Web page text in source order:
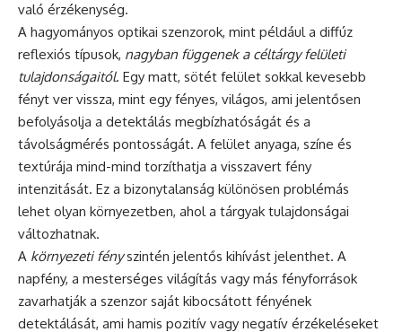
való érzékenység.
A hagyományos optikai szenzorok, mint például a diffúz
reflexiós típusok, nagyban függenek a céltárgy felületi
tulajdonságaitól. Egy matt, sötét felület sokkal kevesebb
fényt ver vissza, mint egy fényes, világos, ami jelentősen
befolyásolja a detektálás megbízhatóságát és a
távolságmérés pontosságát. A felület anyaga, színe és
textúrája mind-mind torzíthatja a visszavert fény
intenzitását. Ez a bizonytalanság különösen problémás
lehet olyan környezetben, ahol a tárgyak tulajdonságai
változhatnak.
A környezeti fényszintén jelentős kihívást jelenthet. A
napfény, a mesterséges világítás vagy más fényforrások
zavarhatják a szenzor saját kibocsátott fényének
detektálását, ami hamis pozitív vagy negatív érzékeléseket